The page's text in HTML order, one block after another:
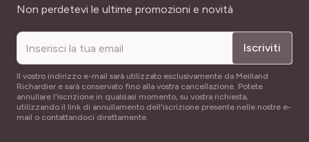
Indirizzo email
Non perdetevi le ultime promozioni e novità
Iscriviti
Il vostro indirizzo e-mail sarà utilizzato esclusivamente da Meilland
Richardier e sarà conservato fino alla vostra cancellazione. Potete
annullare l'iscrizione in qualsiasi momento, su vostra richiesta,
utilizzando il link di annullamento dell'iscrizione presente nelle nostre e-
mail o contattandoci direttamente.